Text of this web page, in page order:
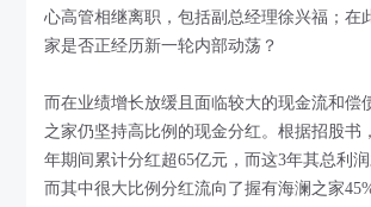
心高管相继离职，包括副总经理徐兴福；在
家是否正经历新一轮内部动荡？
而在业绩增长放缓且面临较大的现金流和偿
之家仍坚持高比例的现金分红。根据招股书
年期间累计分红超65亿元，而这3年其总利润
而其中很大比例分红流向了握有海澜之家